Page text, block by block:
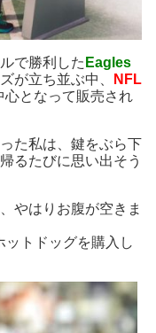
で勝利した Eagles
が立ち並ぶ中、
NFL
心となって販売され
た私は、鍵をぶら下
るたびに思い出そう
やはりお腹が空きま
ットドッグを購入し